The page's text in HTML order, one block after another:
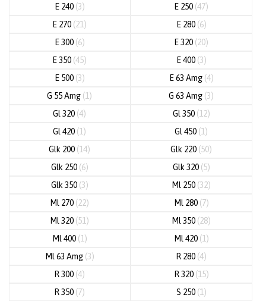
E 240 (3) E 250 (47)
E 270 (21) E 280 (6)
E 300 (6) E 320 (20)
E 350 (45) E 400 (3)
E 500 (3) E 63 Amg (4)
G 55 Amg (1) G 63 Amg (3)
Gl 320 (4) Gl 350 (12)
Gl 420 (1) Gl 450 (1)
Glk 200 (14) Glk 220 (50)
Glk 250 (6) Glk 320 (5)
Glk 350 (3) Ml 250 (32)
Ml 270 (22) Ml 280 (7)
Ml 320 (51) Ml 350 (28)
Ml 400 (1) Ml 420 (1)
Ml 63 Amg (3) R 280 (4)
R 300 (4) R 320 (15)
R 350 (7) S 250 (1)